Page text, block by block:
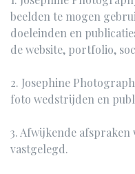
beelden te mogen
doeleinden en
de website, portfolio,
2. Josephine
foto wedstrijden en
3. Afwijkende
vastgelegd.